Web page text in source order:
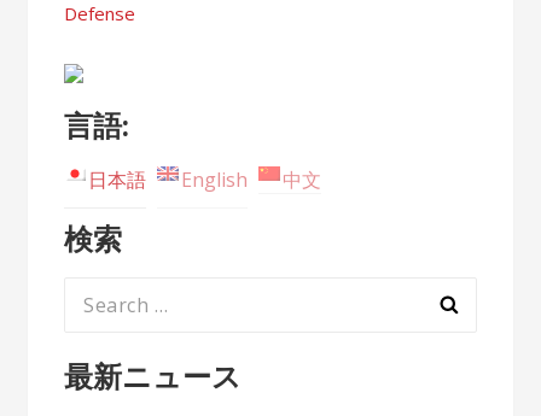
Defense
言語:
日本語 English 中文
検索
Search
最新ニュース